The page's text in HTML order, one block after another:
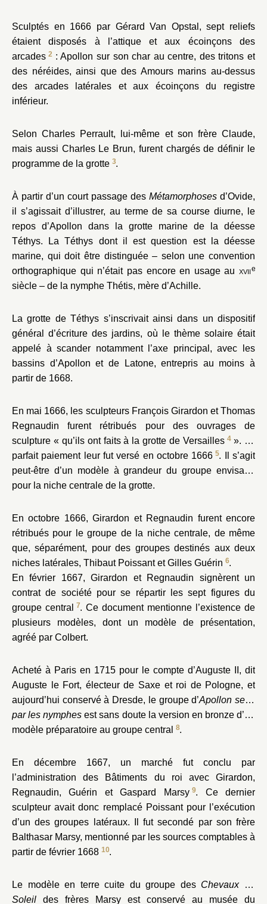
Sculptés en 1666 par Gérard Van Opstal, sept reliefs
étaient disposés à l’attique et aux écoinçons des
arcades 2: Apollon sur son char au centre, des tritons et
des néréides, ainsi que des Amours marins au-dessus
des arcades latérales et aux écoinçons du registre
inférieur.
Selon Charles Perrault, lui-même et son frère Claude,
mais aussi Charles Le Brun, furent chargés de définir le
programme de la grotte 3.
À partir d’un court passage des Métamorphoses d’Ovide,
il s’agissait d’illustrer, au terme de sa course diurne, le
repos d’Apollon dans la grotte marine de la déesse
Téthys. La Téthys dont il est question est la déesse
marine, qui doit être distinguée – selon une convention
orthographique qui n’était pas encore en usage au xviie
siècle – de la nymphe Thétis, mère d’Achille.
La grotte de Téthys s’inscrivait ainsi dans un dispositif
général d’écriture des jardins, où le thème solaire était
appelé à scander notamment l’axe principal, avec les
bassins d’Apollon et de Latone, entrepris au moins à
partir de 1668.
En mai 1666, les sculpteurs François Girardon et Thomas
Regnaudin furent rétribués pour des ouvrages de
sculpture « qu’ils ont faits à la grotte de Versailles 4». Le
parfait paiement leur fut versé en octobre 1666 5. Il s’agit
peut-être d’un modèle à grandeurdu groupe envisagé
pour la niche centrale de la grotte.
En octobre 1666, Girardon et Regnaudin furent encore
rétribués pour le groupe de la niche centrale, de même
que, séparément, pour des groupes destinés aux deux
niches latérales, Thibaut Poissant et Gilles Guérin 6.
En février 1667, Girardon et Regnaudin signèrent un
contrat de société pour se répartir les sept figures du
groupe central
7. Ce document mentionne l’existence de
plusieurs modèles, dont un modèle de présentation,
agréé par Colbert.
Acheté à Paris en 1715 pour le compte d’Auguste II, dit
Auguste le Fort, électeur de Saxe et roi de Pologne, et
aujourd’hui conservé à Dresde, le groupe d’Apollon servi
par les nymphesest sans doute la version en bronze d’un
modèle préparatoire au groupe central
8.
En décembre 1667, un marché fut conclu par
l’administration des Bâtiments du roi avec Girardon,
Regnaudin, Guérin et Gaspard Marsy 9. Ce dernier
sculpteur avait donc remplacé Poissant pour l’exécution
d’un des groupes latéraux. Il fut secondé par son frère
Balthasar Marsy, mentionné par les sources comptables à
partir de février 1668 10.
Le modèle en terre cuite du groupe des Chevaux du
Soleil des frères Marsy est conservé au musée du